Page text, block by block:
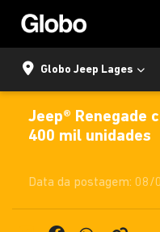
Globo Jeep Lages
Jeep® Renegade
400 mil unidades
Data da postagem: